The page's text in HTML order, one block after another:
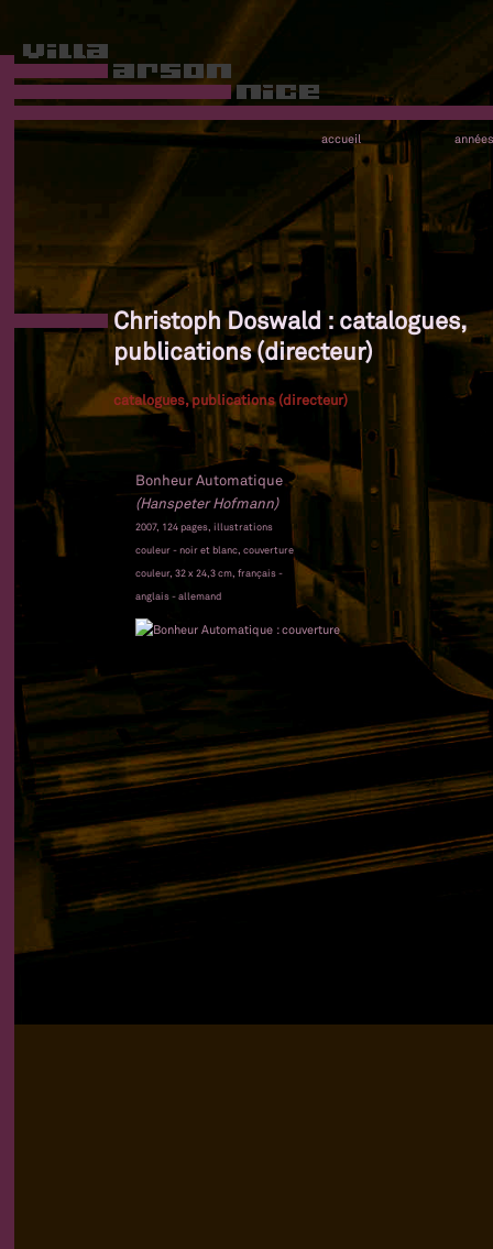
accueil années
Christoph Doswald : catalogues,
publications (directeur)
catalogues, publications (directeur)
Bonheur Automatique
(Hanspeter Hofmann)
2007, 124 pages, illustrations
couleur - noir et blanc, couverture
couleur, 32 x 24,3 cm, français -
anglais - allemand